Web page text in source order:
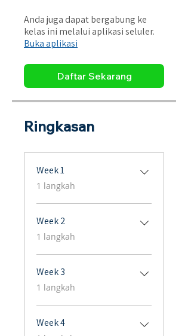
Anda juga dapat bergabung ke
kelas ini melalui aplikasi seluler.
Buka aplikasi
Daftar Sekarang
Ringkasan
Week 1
1 langkah
Week 2
1 langkah
Week 3
1 langkah
Week 4